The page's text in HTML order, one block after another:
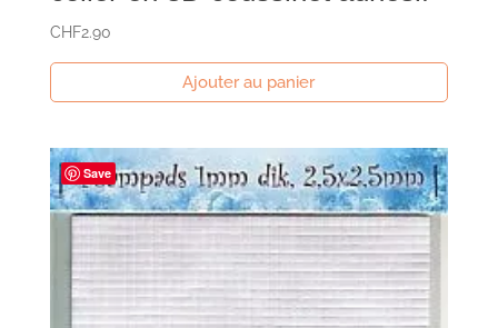
CHF2.90
Ajouter au panier
Save